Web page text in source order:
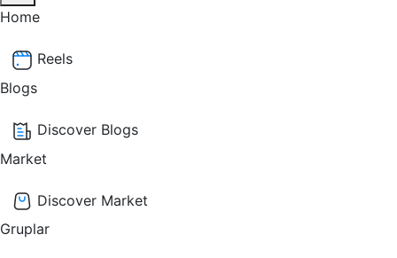
Home
Reels
Blogs
Discover Blogs
Market
Discover Market
Gruplar